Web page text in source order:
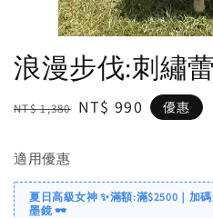
浪漫步伐:刺繡
Regular
NT$ 1,380 Sale
NT$ 990 優惠
適用優惠
夏日高級女神 ✨滿額:滿$2500｜加
墨鏡 🕶️